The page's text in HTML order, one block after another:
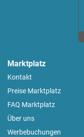
Marktplatz
Kontakt
Preise Marktplatz
FAQ Marktplatz
Über uns
Werbebuchungen